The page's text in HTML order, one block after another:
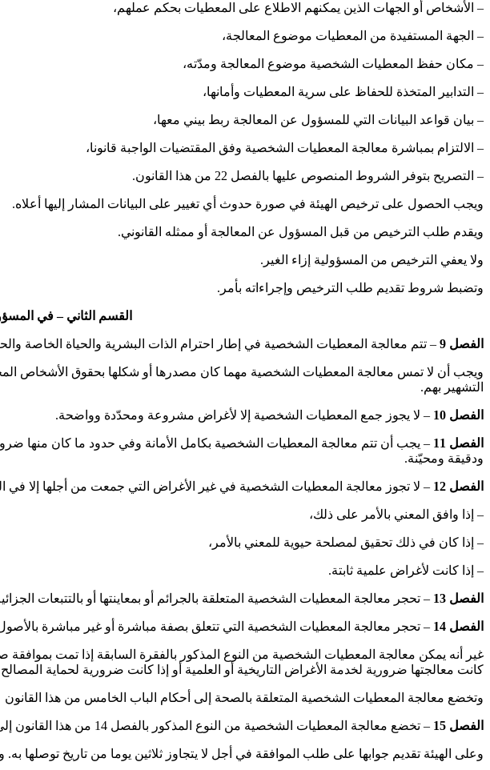
– الأشخاص أو الجهات الذين يمكنهم الاطلاع على المعطيات بحكم عملهم،
– الجهة المستفيدة من المعطيات موضوع المعالجة،
– مكان حفظ المعطيات الشخصية موضوع المعالجة ومدّته،
– التدابير المتخذة للحفاظ على سرية المعطيات وأمانها،
– بيان قواعد البيانات التي للمسؤول عن المعالجة ربط بيني معها،
– الالتزام بمباشرة معالجة المعطيات الشخصية وفق المقتضيات الواجبة قانونا،
– التصريح بتوفر الشروط المنصوص عليها بالفصل 22 من هذا القانون.
ويجب الحصول على ترخيص الهيئة في صورة حدوث أي تغيير على البيانات المشار إليها أعلاه.
ويقدم طلب الترخيص من قبل المسؤول عن المعالجة أو ممثله القانوني.
ولا يعفي الترخيص من المسؤولية إزاء الغير.
وتضبط شروط تقديم طلب الترخيص وإجراءاته بأمر.
القسم الثاني – في
الفصل 9 – تتم معالجة المعطيات الشخصية في إطار احترام الذات البشرية والحياة الخاصة
ويجب أن لا تمس معالجة المعطيات الشخصية مهما كان مصدرها أو شكلها بحقوق الأشخاص
التشهير بهم.
الفصل 10 – لا يجوز جمع المعطيات الشخصية إلا لأغراض مشروعة ومحدّدة وواضحة.
الفصل 11 – يجب أن تتم معالجة المعطيات الشخصية بكامل الأمانة وفي حدود ما كان
ودقيقة ومحيّنة.
الفصل 12 – لا تجوز معالجة المعطيات الشخصية في غير الأغراض التي جمعت من أجلها إلا في
– إذا وافق المعني بالأمر على ذلك،
– إذا كان في ذلك تحقيق لمصلحة حيوية للمعني بالأمر،
– إذا كانت لأغراض علمية ثابتة.
الفصل 13 – تحجر معالجة المعطيات الشخصية المتعلقة بالجرائم أو بمعاينتها أو بالتتبعات
الفصل 14 – تحجر معالجة المعطيات الشخصية التي تتعلق بصفة مباشرة أو غير مباشرة بالأصول
غير أنه يمكن معالجة المعطيات الشخصية من النوع المذكور بالفقرة السابقة إذا تمت
كانت معالجتها ضرورية لخدمة الأغراض التاريخية أو العلمية أو إذا كانت ضرورية لحماية المصالح
وتخضع معالجة المعطيات الشخصية المتعلقة بالصحة إلى أحكام الباب الخامس من هذا القانون
الفصل 15 – تخضع معالجة المعطيات الشخصية من النوع المذكور بالفصل 14 من هذا القانون إلى ترخيص الهيئة الوطنية لحماية المعطيات الشخصية باستثناء المعطيات المتعلقة بالصحة
وعلى الهيئة تقديم جوابها على طلب الموافقة في أجل لا يتجاوز ثلاثين يوما من تاريخ توصلها